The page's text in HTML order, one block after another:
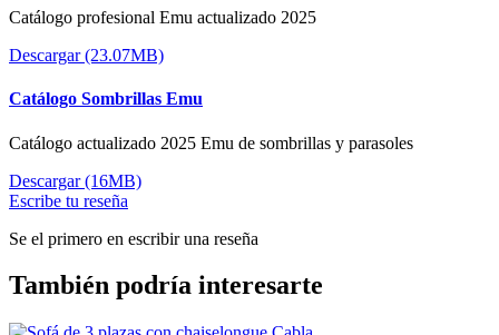
Catálogo profesional Emu actualizado 2025
Descargar (23.07MB)
Catálogo Sombrillas Emu
Catálogo actualizado 2025 Emu de sombrillas y parasoles
Descargar (16MB)
Escribe tu reseña
Se el primero en escribir una reseña
También podría interesarte